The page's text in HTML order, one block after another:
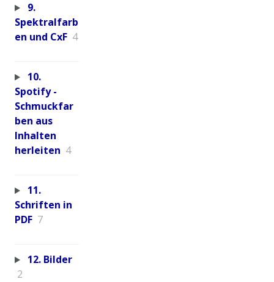
9.
Spektralfarb
en und CxF 4
10.
Spotify -
Schmuckfar
ben aus
Inhalten
herleiten 4
11.
Schriften in
PDF 7
12. Bilder
2